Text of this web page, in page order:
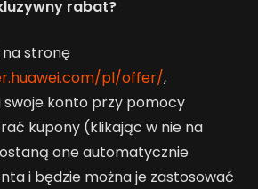
rabat?
stronę
pl/offer/,
swoje konto przy pomocy
kupony (klikając w nie na
one automatycznie
i będzie można je zastosować